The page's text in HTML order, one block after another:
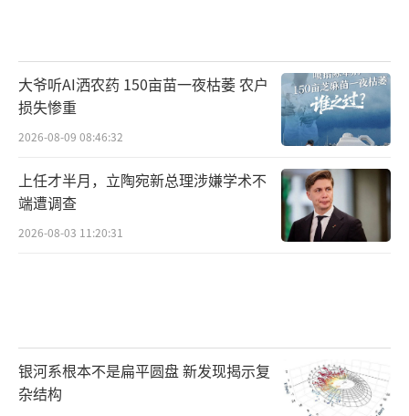
大爷听AI洒农药 150亩苗一夜枯萎 农户
损失惨重
2026-08-09 08:46:32
上任才半月，立陶宛新总理涉嫌学术不
端遭调查
2026-08-03 11:20:31
银河系根本不是扁平圆盘 新发现揭示复
杂结构